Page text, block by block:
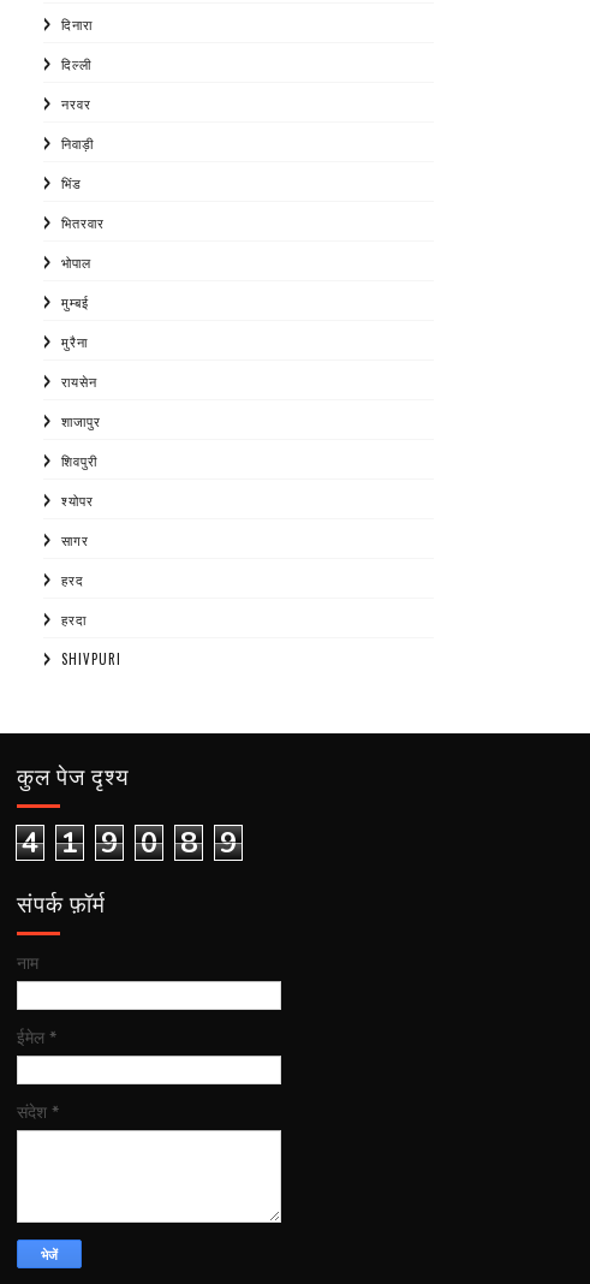
दिनारा
दिल्ली
नरवर
निवाड़ी
भिंड
भितरवार
भोपाल
मुम्बई
मुरैना
रायसेन
शाजापुर
शिवपुरी
श्योपर
सागर
हरद
हरदा
SHIVPURI
कुल पेज दृश्य
4 1 9 0 8 9
संपर्क फ़ॉर्म
नाम
ईमेल *
संदेश *